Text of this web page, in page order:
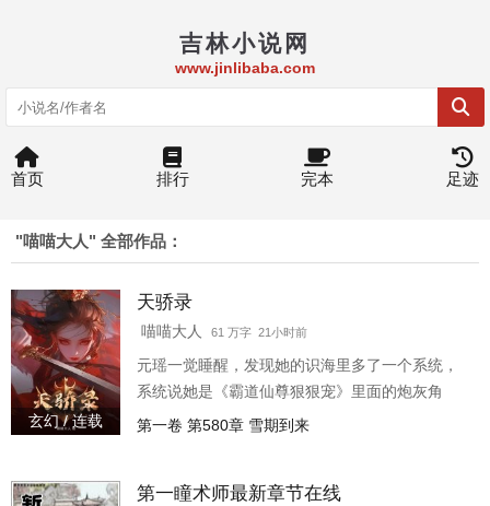
吉林小说网
www.jinlibaba.com
首页 排行 完本 足迹
"喵喵大人" 全部作品：
玄幻 / 连载
天骄录
喵喵大人 61 万字 21小时前
元瑶一觉睡醒，发现她的识海里多了一个系统，
系统说她是《霸道仙尊狠狠宠》里面的炮灰角
色，她元瑶作为逍遥宗的小师妹，在噎死后，便
因此，逍遥宗众人因为将女主当成了元瑶的替
第一卷 第580章 雪期到来
第一瞳术师最新章节在线